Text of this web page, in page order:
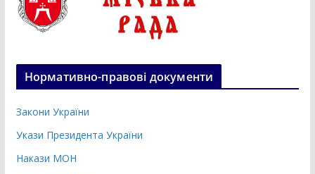
Нормативно-правові документи
Закони України
Укази Президента України
Накази МОН